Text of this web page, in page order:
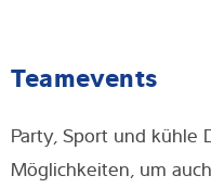
Teamevents
Party, Sport und kühle
Möglichkeiten, um